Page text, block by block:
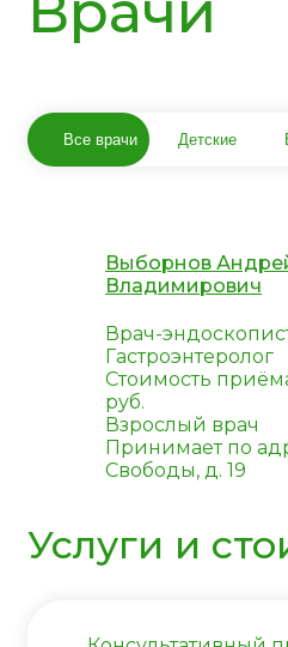
Все врачи Детские
Выборнов
Владимирович
Врач-
Гастроэнтеролог
Стоимость
руб.
Взрослый врач
Принимает по
Свободы, д. 19
Услуги и